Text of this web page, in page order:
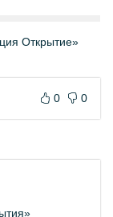
Открытие»
0 0